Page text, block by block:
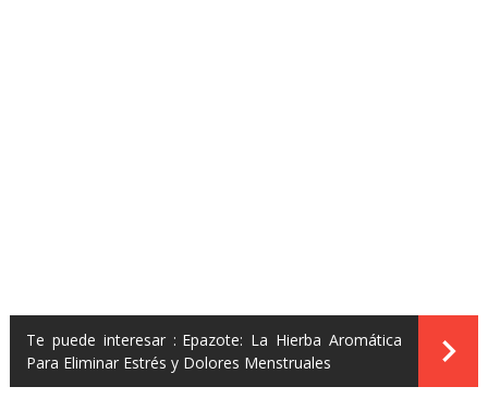
Te puede interesar : Epazote: La Hierba Aromática
Para Eliminar Estrés y Dolores Menstruales